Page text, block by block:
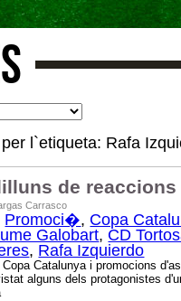
l`etiqueta: Rafa
de reaccions
Carrasco
Promoci�, Copa
Galobart, CD
, Rafa Izquierdo
Catalunya i promocions
alguns dels protagonistes